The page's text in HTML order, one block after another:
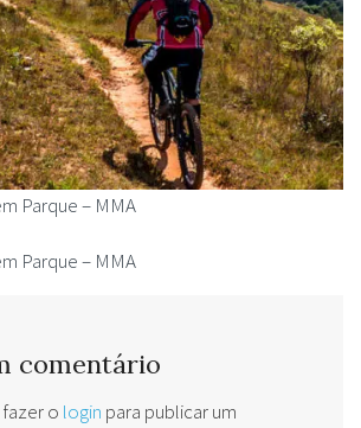
Parque – MMA
Parque – MMA
comentário
o login para publicar um